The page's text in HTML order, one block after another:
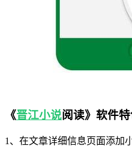
《晋江小说阅读》软件特
1、在文章详细信息页面添加